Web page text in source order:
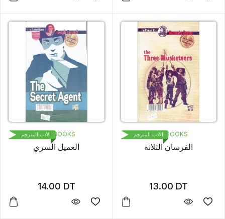
1000 BOOKS
العميل السري
14.00 DT
الأدب المترجم 1000 BOOKS
الفرسان الثلاثة
13.00 DT
الأدب المترجم